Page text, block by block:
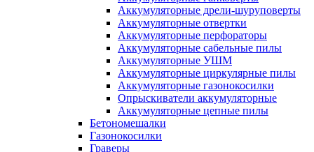
Аккумуляторные дрели-шуруповерты
Аккумуляторные отвертки
Аккумуляторные перфораторы
Аккумуляторные сабельные пилы
Аккумуляторные УШМ
Аккумуляторные циркулярные пилы
Аккумуляторные газонокосилки
Опрыскиватели аккумуляторные
Аккумуляторные цепные пилы
Бетономешалки
Газонокосилки
Граверы